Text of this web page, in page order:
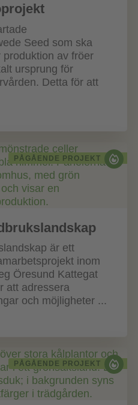
Seed som ska
av fröer
ursprung för
Detta för att
PÅGÅENDE PROJEKT
är ett
inom
Öresund Kattegat
att adressera
och möjligheter ...
PÅGÅENDE PROJEKT